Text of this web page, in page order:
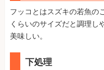
フッコとはスズキの若魚の
くらいのサイズだと調理し
美味しい。
下処理